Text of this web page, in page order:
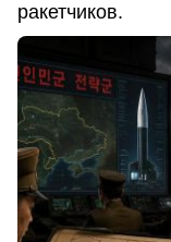
ракетчиков.